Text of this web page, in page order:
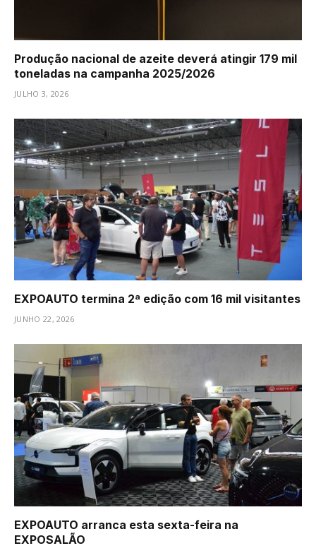
Produção nacional de azeite deverá atingir 179 mil
toneladas na campanha 2025/2026
JULHO 3, 2026
EXPOAUTO termina 2ª edição com 16 mil visitantes
JUNHO 22, 2026
EXPOAUTO arranca esta sexta-feira na
EXPOSALÃO